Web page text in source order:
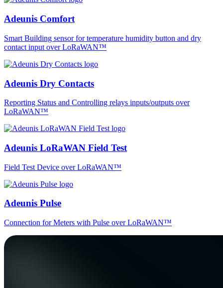
Adeunis Comfort
Smart Building sensor for temperature humidity button and dry
contact input over LoRaWAN™
Adeunis Dry Contacts
Reporting Status and Controlling relays inputs/outputs over
LoRaWAN™
Adeunis LoRaWAN Field Test
Field Test Device over LoRaWAN™
Adeunis Pulse
Connection for Meters with Pulse over LoRaWAN™